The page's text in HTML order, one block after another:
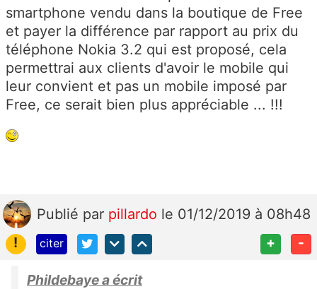
smartphone vendu dans la boutique de Free
et payer la différence par rapport au prix du
téléphone Nokia 3.2 qui est proposé, cela
permettrai aux clients d'avoir le mobile qui
leur convient et pas un mobile imposé par
Free, ce serait bien plus appréciable ... !!!
Publié par pillardo le 01/12/2019 à 08h48
!
citer + -
Phildebaye a écrit